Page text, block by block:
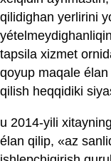
qilidighan yerlirini
tapsila xizmet
qoyup maqale
qilish heqqidiki
u 2014-yili
élan qilip, «az